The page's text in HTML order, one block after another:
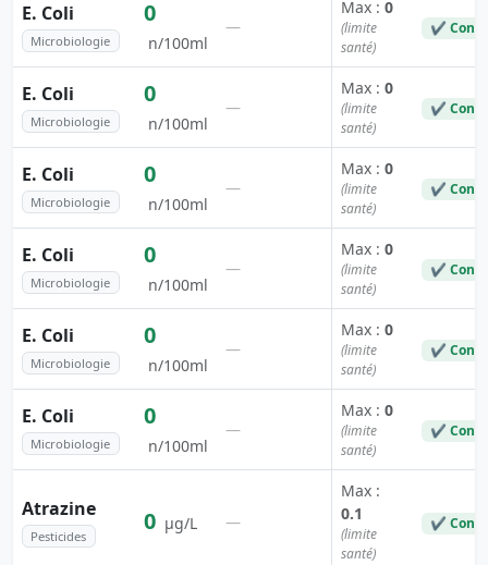
E. Coli
Microbiologie
0
n/100ml
—
Max : 0
(limite
santé)
✔
E. Coli
Microbiologie
0
n/100ml
—
Max : 0
(limite
santé)
✔
E. Coli
Microbiologie
0
n/100ml
—
Max : 0
(limite
santé)
✔
E. Coli
Microbiologie
0
n/100ml
—
Max : 0
(limite
santé)
✔
E. Coli
Microbiologie
0
n/100ml
—
Max : 0
(limite
santé)
✔
E. Coli
Microbiologie
0
n/100ml
—
Max : 0
(limite
santé)
✔
Atrazine
Pesticides
0 µg/L —
Max :
0.1
(limite
santé)
✔